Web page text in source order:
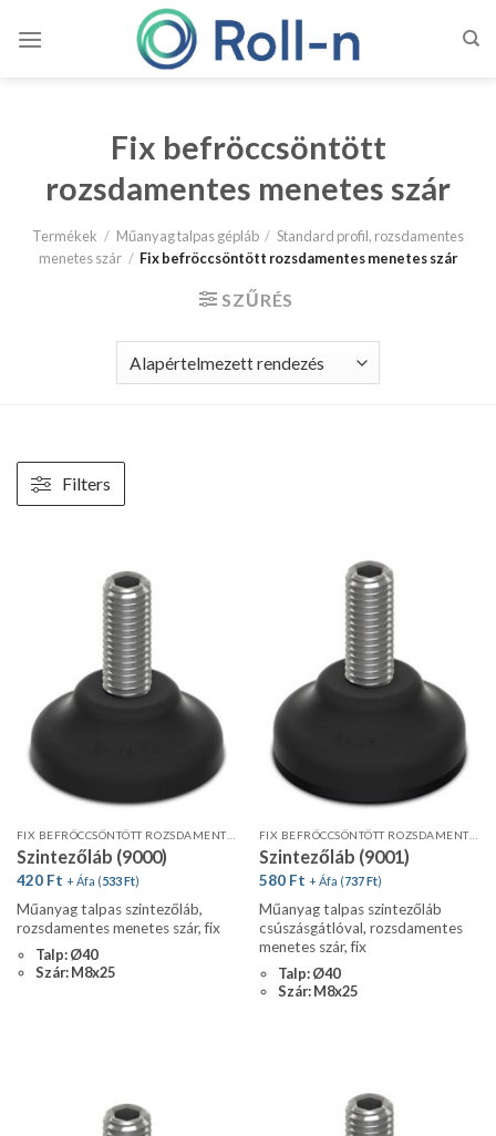
Fix befröccsöntött
rozsdamentes menetes szár
Termékek / Műanyag talpas gépláb / Standard profil, rozsdamentes
menetes szár / Fix befröccsöntött rozsdamentes menetes szár
SZŰRÉS
Filters
FIX BEFRÖCCSÖNTÖTT ROZSDAMENTES MENETES SZÁR
Szintezőláb (9000)
420 Ft + Áfa (533Ft)
Műanyag talpas szintezőláb,
rozsdamentes menetes szár, fix
Talp: Ø40
Szár: M8x25
FIX BEFRÖCCSÖNTÖTT ROZSDAMENTES MENETES SZÁR
Szintezőláb (9001)
580 Ft + Áfa (737Ft)
Műanyag talpas szintezőláb
csúszásgátlóval, rozsdamentes
menetes szár, fix
Talp: Ø40
Szár: M8x25